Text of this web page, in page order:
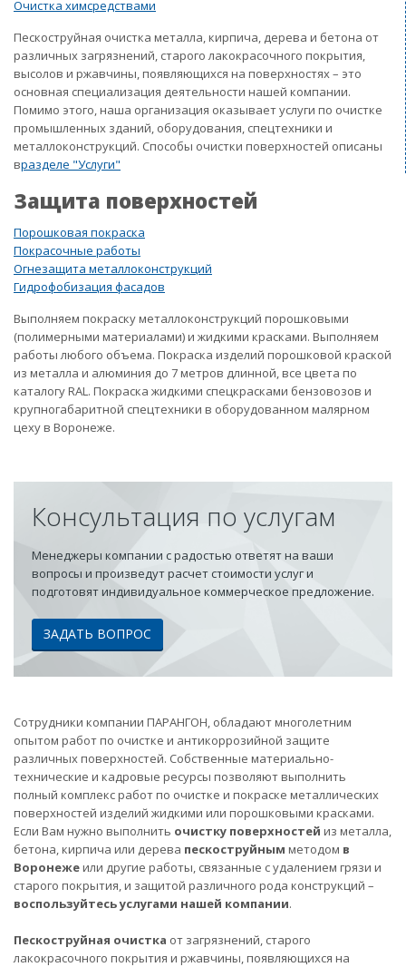
Очистка химсредствами
Пескоструйная очистка металла, кирпича, дерева и бетона от
различных загрязнений, старого лакокрасочного покрытия,
высолов и ржавчины, появляющихся на поверхностях – это
основная специализация деятельности нашей компании.
Помимо этого, наша организация оказывает услуги по очистке
промышленных зданий, оборудования, спецтехники и
металлоконструкций. Способы очистки поверхностей описаны
вразделе "Услуги"
Защита поверхностей
Порошковая покраска
Покрасочные работы
Огнезащита металлоконструкций
Гидрофобизация фасадов
Выполняем покраску металлоконструкций порошковыми
(полимерными материалами) и жидкими красками. Выполняем
работы любого объема. Покраска изделий порошковой краской
из металла и алюминия до 7 метров длинной, все цвета по
каталогу RAL. Покраска жидкими спецкрасками бензовозов и
крупногабаритной спецтехники в оборудованном малярном
цеху в Воронеже.
Консультация по услугам
Менеджеры компании с радостью ответят на ваши
вопросы и произведут расчет стоимости услуг и
подготовят индивидуальное коммерческое предложение.
ЗАДАТЬ ВОПРОС
Сотрудники компании ПАРАНГОН, обладают многолетним
опытом работ по очистке и антикоррозийной защите
различных поверхностей. Собственные материально-
технические и кадровые ресурсы позволяют выполнить
полный комплекс работ по очистке и покраске металлических
поверхностей изделий жидкими или порошковыми красками.
Если Вам нужно выполнить очистку поверхностей из металла,
бетона, кирпича или дерева пескоструйным методом в
Воронежеили другие работы, связанные с удалением грязи и
старого покрытия, и защитой различного рода конструкций –
воспользуйтесь услугами нашей компании.
Пескоструйная очистка от загрязнений, старого
лакокрасочного покрытия и ржавчины, появляющихся на